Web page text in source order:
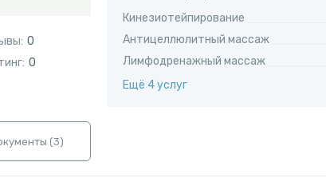
0
0
Кинезиотейпирование
Антицеллюлитный массаж
Лимфодренажный массаж
Ещё 4 услуг
(3)